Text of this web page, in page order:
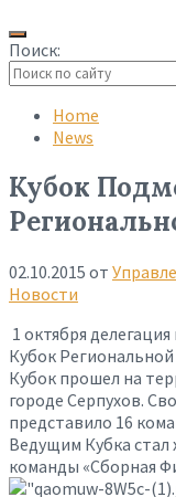
Поиск:
search
Home
News
Кубок
02.10.2015 от
Новости
1 октября
Кубок
Кубок прошел на
городе Серпухов.
представило 16
Ведущим Кубка стал
команды «Сборная